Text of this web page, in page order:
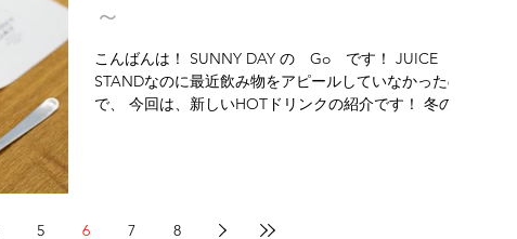
～
こんばんは！ SUNNY DAY の Go です！ JUICE
STANDなのに最近飲み物をアピールしていなかったの
で、 今回は、新しいHOTドリンクの紹介です！ 冬の果
5 6 7 8